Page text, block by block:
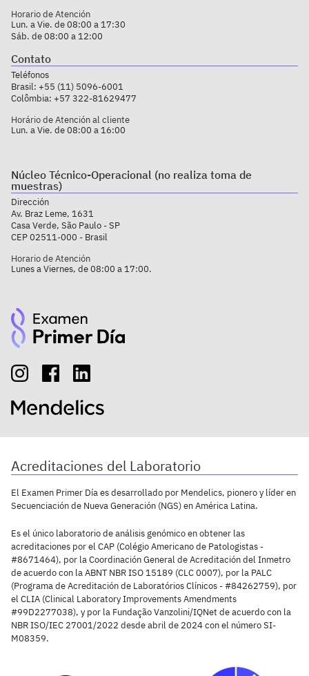
Horario de Atención
Lun. a Vie. de 08:00 a 17:30
Sáb. de 08:00 a 12:00
Horário de Atención al cliente
Lun. a Vie. de 08:00 a 16:00
Contato
Teléfonos
Brasil: +55 (11) 5096-6001
Colômbia: +57 322-81629477
Núcleo Técnico-Operacional (no realiza toma de
muestras)
Dirección
Av. Braz Leme, 1631
Casa Verde, São Paulo - SP
CEP 02511-000 - Brasil
Horario de Atención
Lunes a Viernes, de 08:00 a 17:00.
Acreditaciones del Laboratorio
El Examen Primer Día es desarrollado por Mendelics, pionero y líder en
Secuenciación de Nueva Generación (NGS) en América Latina.
Es el único laboratorio de análisis genómico en obtener las
acreditaciones por el CAP (Colégio Americano de Patologistas -
#8671464), por la Coordinación General de Acreditación del Inmetro
de acuerdo con la ABNT NBR ISO 15189 (CLC 0007), por la PALC
(Programa de Acreditación de Laboratórios Clínicos - #84262759), por
el CLIA (Clinical Laboratory Improvements Amendments
#99D2277038), y por la Fundação Vanzolini/IQNet de acuerdo con la
NBR ISO/IEC 27001/2022 desde abril de 2024 con el número SI-
M08359.